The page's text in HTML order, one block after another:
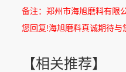
备注：郑州市海旭磨料有限
您回复!海旭磨料真诚期待与
【相关推荐】